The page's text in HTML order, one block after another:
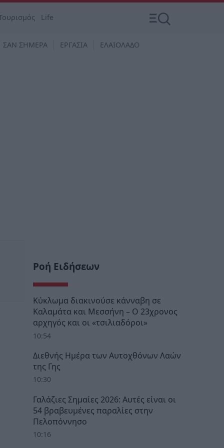
Life
ΣΑΝ ΣΗΜΕΡΑ ΕΡΓΑΣΙΑ ΕΛΑΙΟΛΑΔΟ
Ροή Ειδήσεων
Κύκλωμα διακινούσε κάνναβη σε
Καλαμάτα και Μεσσήνη – Ο 23χρονος
αρχηγός και οι «τσιλιαδόροι»
10:54
Διεθνής Ημέρα των Αυτοχθόνων Λαών
της Γης
10:30
Γαλάζιες Σημαίες 2026: Αυτές είναι οι
54 βραβευμένες παραλίες στην
Πελοπόννησο
10:16